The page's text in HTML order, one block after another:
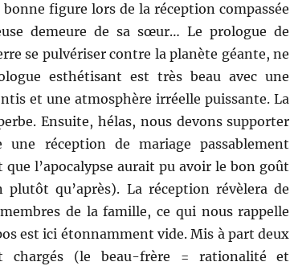
figure lors de la réception compassée
demeure de sa sœur… Le prologue de
se pulvériser contre la planète géante, ne
esthétisant est très beau avec une
et une atmosphère irréelle puissante. La
Ensuite, hélas, nous devons supporter
réception de mariage passablement
l’apocalypse aurait pu avoir le bon goût
plutôt qu’après). La réception révèlera de
de la famille, ce qui nous rappelle
est ici étonnamment vide. Mis à part deux
chargés (le beau-frère = rationalité et